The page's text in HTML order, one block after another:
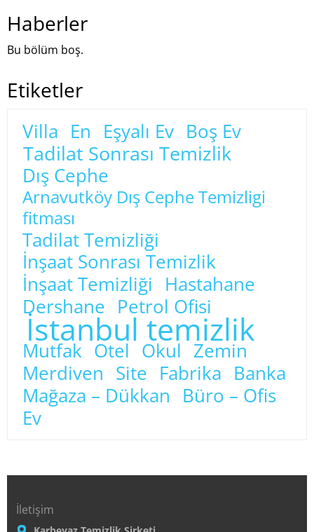
Haberler
Bu bölüm boş.
Etiketler
Villa En Eşyalı Ev Boş Ev
Tadilat Sonrası Temizlik
Dış Cephe
Arnavutköy Dış Cephe Temizligi
fitması
Tadilat Temizliği
İnşaat Sonrası Temizlik
İnşaat Temizliği Hastahane
Dershane Petrol Ofisi
İstanbul temizlik
Mutfak Otel Okul Zemin
Merdiven Site Fabrika Banka
Mağaza – Dükkan Büro – Ofis
Ev
İletişim